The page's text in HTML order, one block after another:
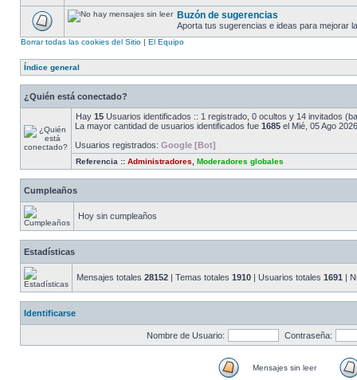
Buzón de sugerencias
Aporta tus sugerencias e ideas para mejorar
Borrar todas las cookies del Sitio | El Equipo
Índice general
¿Quién está conectado?
Hay 15 Usuarios identificados :: 1 registrado, 0 ocultos y 14 invitados
La mayor cantidad de usuarios identificados fue 1685 el Mié, 05 Ago
Usuarios registrados: Google [Bot]
Referencia :: Administradores Moderadores globales
Cumpleaños
Hoy sin cumpleaños
Estadísticas
Mensajes totales 28152 | Temas totales 1910 | Usuarios totales 1691 |
Identificarse
Nombre de Usuario: Contraseña:
Mensajes sin leer